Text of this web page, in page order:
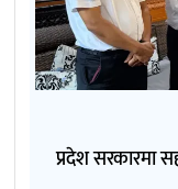
प्रदेश सरकारमा